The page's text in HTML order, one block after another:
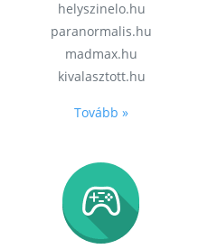
helyszinelo.hu
paranormalis.hu
madmax.hu
kivalasztott.hu
Tovább »